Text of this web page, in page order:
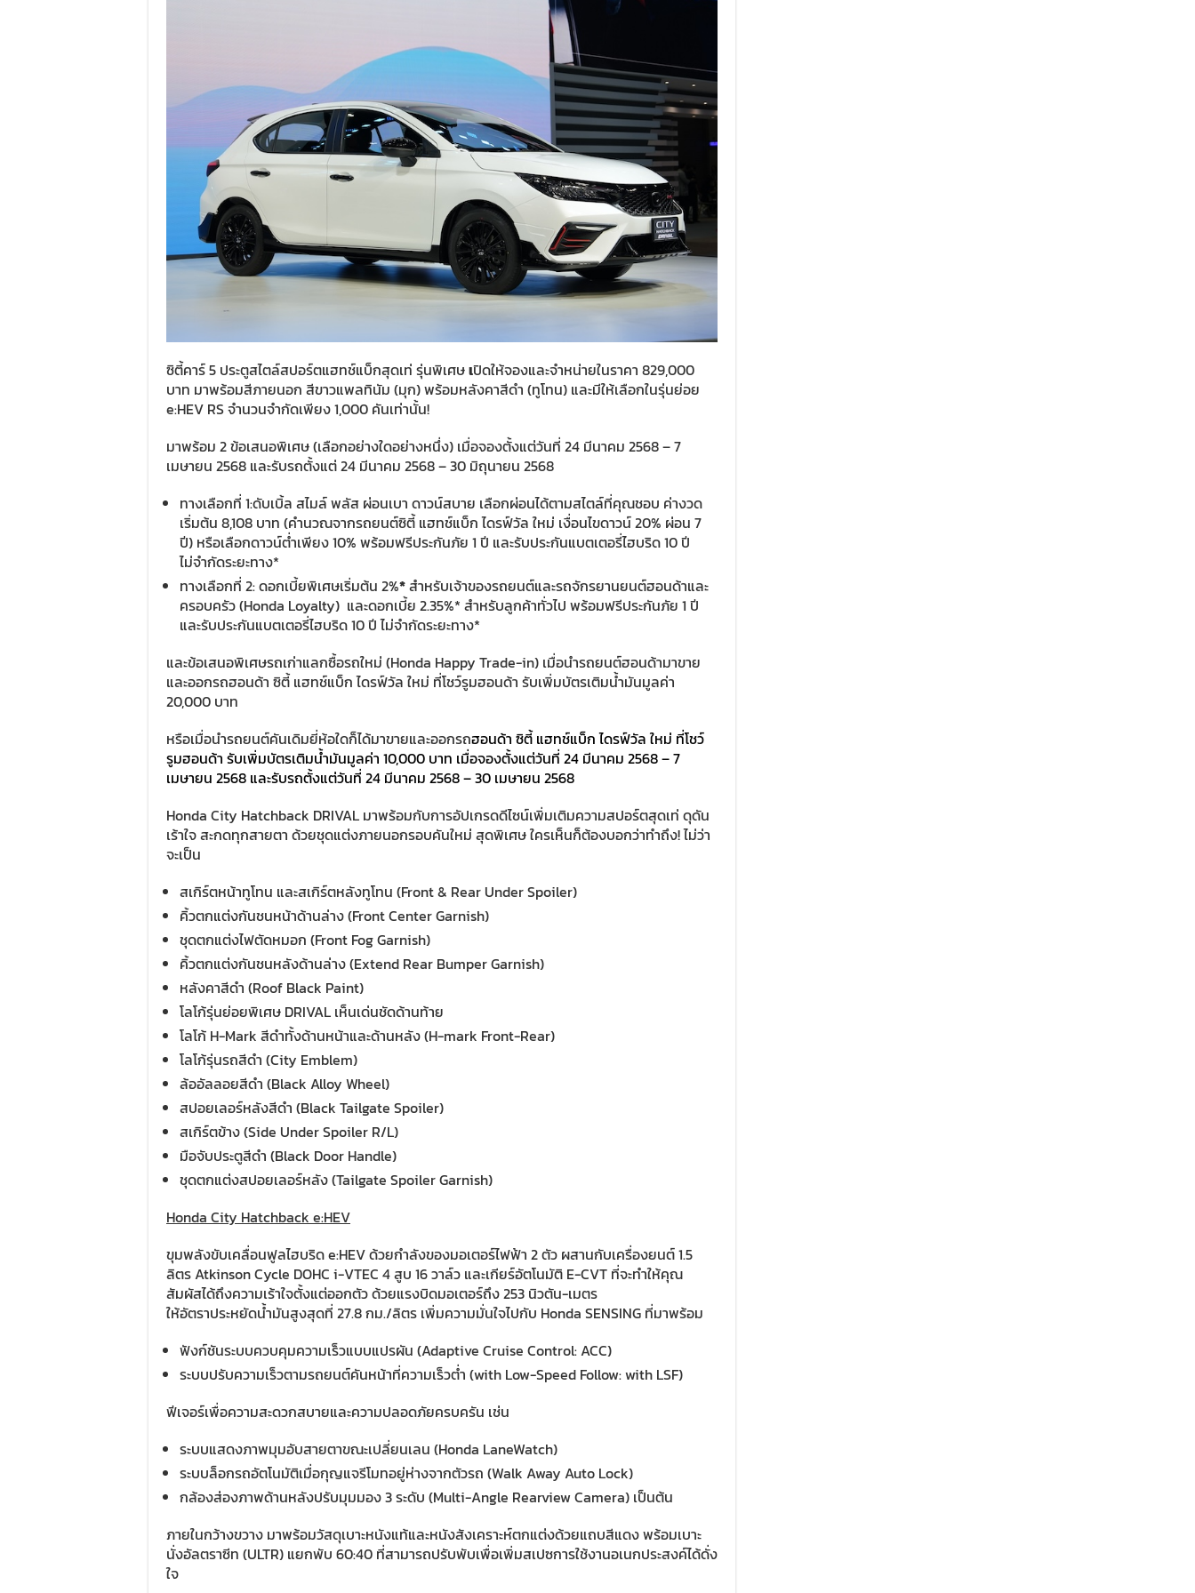
ซิตี้คาร์ 5 ประตูสไตล์สปอร์ตแฮทช์แบ็กสุดเท่ รุ่นพิเศษเปิดให้จองและจำหน่ายในราคา 829,000
บาท มาพร้อมสีภายนอก สีขาวแพลทินัม (มุก) พร้อมหลังคาสีดำ (ทูโทน) และมีให้เลือกในรุ่นย่อย
e:HEV RS จำนวนจำกัดเพียง 1,000 คันเท่านั้น!
มาพร้อม 2 ข้อเสนอพิเศษ (เลือกอย่างใดอย่างหนึ่ง) เมื่อจองตั้งแต่วันที่ 24 มีนาคม 2568 – 7
เมษายน 2568 และรับรถตั้งแต่ 24 มีนาคม 2568 – 30 มิถุนายน 2568
ทางเลือกที่ 1:ดับเบิ้ล สไมล์ พลัส ผ่อนเบา ดาวน์สบาย เลือกผ่อนได้ตามสไตล์ที่คุณชอบ ค่างวด
เริ่มต้น 8,108 บาท (คำนวณจากรถยนต์ซิตี้ แฮทช์แบ็ก ไดรฟ์วัล ใหม่ เงื่อนไขดาวน์ 20% ผ่อน 7
ปี) หรือเลือกดาวน์ต่ำเพียง 10% พร้อมฟรีประกันภัย 1 ปี และรับประกันแบตเตอรี่ไฮบริด 10 ปี
ไม่จำกัดระยะทาง*
ทางเลือกที่ 2: ดอกเบี้ยพิเศษเริ่มต้น 2%*สำหรับเจ้าของรถยนต์และรถจักรยานยนต์ฮอนด้าและ
ครอบครัว (Honda Loyalty) และดอกเบี้ย 2.35%* สำหรับลูกค้าทั่วไป พร้อมฟรีประกันภัย 1 ปี
และรับประกันแบตเตอรี่ไฮบริด 10 ปี ไม่จำกัดระยะทาง*
และข้อเสนอพิเศษรถเก่าแลกซื้อรถใหม่ (Honda Happy Trade-in) เมื่อนำรถยนต์ฮอนด้ามาขาย
และออกรถฮอนด้า ซิตี้ แฮทช์แบ็ก ไดรฟ์วัล ใหม่ ที่โชว์รูมฮอนด้า รับเพิ่มบัตรเติมน้ำมันมูลค่า
20,000 บาท
หรือเมื่อนำรถยนต์คันเดิมยี่ห้อใดก็ได้มาขายและออกรถฮอนด้า ซิตี้ แฮทช์แบ็ก ไดรฟ์วัล ใหม่ ที่โชว์
รูมฮอนด้า รับเพิ่มบัตรเติมน้ำมันมูลค่า 10,000 บาท เมื่อจองตั้งแต่วันที่ 24 มีนาคม 2568 – 7
เมษายน 2568 และรับรถตั้งแต่วันที่ 24 มีนาคม 2568 – 30 เมษายน 2568
Honda City Hatchback DRIVAL มาพร้อมกับการอัปเกรดดีไซน์เพิ่มเติมความสปอร์ตสุดเท่ ดุดัน
เร้าใจ สะกดทุกสายตา ด้วยชุดแต่งภายนอกรอบคันใหม่ สุดพิเศษ ใครเห็นก็ต้องบอกว่าทำถึง! ไม่ว่า
จะเป็น
สเกิร์ตหน้าทูโทน และสเกิร์ตหลังทูโทน (Front & Rear Under Spoiler)
คิ้วตกแต่งกันชนหน้าด้านล่าง (Front Center Garnish)
ชุดตกแต่งไฟตัดหมอก (Front Fog Garnish)
คิ้วตกแต่งกันชนหลังด้านล่าง (Extend Rear Bumper Garnish)
หลังคาสีดำ (Roof Black Paint)
โลโก้รุ่นย่อยพิเศษ DRIVAL เห็นเด่นชัดด้านท้าย
โลโก้ H-Mark สีดำทั้งด้านหน้าและด้านหลัง (H-mark Front-Rear)
โลโก้รุ่นรถสีดำ (City Emblem)
ล้ออัลลอยสีดำ (Black Alloy Wheel)
สปอยเลอร์หลังสีดำ (Black Tailgate Spoiler)
สเกิร์ตข้าง (Side Under Spoiler R/L)
มือจับประตูสีดำ (Black Door Handle)
ชุดตกแต่งสปอยเลอร์หลัง (Tailgate Spoiler Garnish)
Honda City Hatchback e:HEV
ขุมพลังขับเคลื่อนฟูลไฮบริด e:HEV ด้วยกำลังของมอเตอร์ไฟฟ้า 2 ตัว ผสานกับเครื่องยนต์ 1.5
ลิตร Atkinson Cycle DOHC i-VTEC 4 สูบ 16 วาล์ว และเกียร์อัตโนมัติ E-CVT ที่จะทำให้คุณ
สัมผัสได้ถึงความเร้าใจตั้งแต่ออกตัว ด้วยแรงบิดมอเตอร์ถึง 253 นิวตัน-เมตร
ให้อัตราประหยัดน้ำมันสูงสุดที่ 27.8 กม./ลิตร เพิ่มความมั่นใจไปกับ Honda SENSING ที่มาพร้อม
ฟังก์ชันระบบควบคุมความเร็วแบบแปรผัน (Adaptive Cruise Control: ACC)
ระบบปรับความเร็วตามรถยนต์คันหน้าที่ความเร็วต่ำ (with Low-Speed Follow: with LSF)
ฟีเจอร์เพื่อความสะดวกสบายและความปลอดภัยครบครัน เช่น
ระบบแสดงภาพมุมอับสายตาขณะเปลี่ยนเลน (Honda LaneWatch)
ระบบล็อกรถอัตโนมัติเมื่อกุญแจรีโมทอยู่ห่างจากตัวรถ (Walk Away Auto Lock)
กล้องส่องภาพด้านหลังปรับมุมมอง 3 ระดับ (Multi-Angle Rearview Camera) เป็นต้น
ภายในกว้างขวาง มาพร้อมวัสดุเบาะหนังแท้และหนังสังเคราะห์ตกแต่งด้วยแถบสีแดง พร้อมเบาะ
นั่งอัลตราซีท (ULTR) แยกพับ 60:40 ที่สามารถปรับพับเพื่อเพิ่มสเปซการใช้งานอเนกประสงค์ได้ดั่ง
ใจ